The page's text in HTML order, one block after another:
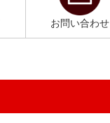
お問い合わせ